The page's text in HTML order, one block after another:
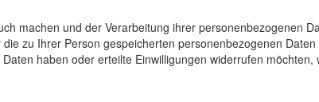
machen und der Verarbeitung ihrer personenbezogenen
zu Ihrer Person gespeicherten personenbezogenen
haben oder erteilte Einwilligungen widerrufen